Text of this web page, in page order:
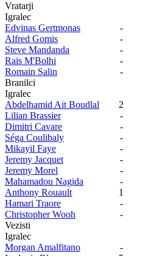
Vratarji
Igralec
Edvinas Gertmonas
-
Alfred Gomis
-
Steve Mandanda
-
Raïs M'Bolhi
-
Romain Salin
-
Branilci
Igralec
Abdelhamid Ait Boudlal
2
Lilian Brassier
-
Dimitri Cavare
-
Séga Coulibaly
-
Mikayil Faye
-
Jeremy Jacquet
-
Jeremy Morel
-
Mahamadou Nagida
-
Anthony Rouault
1
Hamari Traore
-
Christopher Wooh
-
Vezisti
Igralec
Morgan Amalfitano
-